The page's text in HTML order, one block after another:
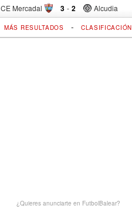
CE Mercadal 3 - Alcudia
2
MÁS RESULTADOS - CLASIFICACIÓN
¿Quieres anunciarte en FutbolBalear?